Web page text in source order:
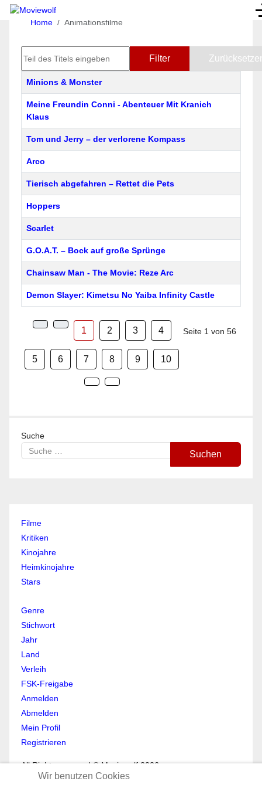
Home Animationsfilme
Filter
Titel
Minions & Monster
Meine Freundin Conni - Abenteuer Mit Kranich
Klaus
Tom und Jerry – der verlorene Kompass
Arco
Tierisch abgefahren – Rettet die Pets
Hoppers
Scarlet
G.O.A.T. – Bock auf große Sprünge
Chainsaw Man - The Movie: Reze Arc
Demon Slayer: Kimetsu No Yaiba Infinity Castle
Seite 1 von 56
1 2 3 4
5 6 7 8 9 10
Suche
Suchen
Filme
Kritiken
Kinojahre
Heimkinojahre
Stars
Genre
Stichwort
Jahr
Land
Verleih
FSK-Freigabe
Anmelden
Abmelden
Mein Profil
Registrieren
All Rights reserved © Moviewolf 2026
Impressum
Wir benutzen Cookies